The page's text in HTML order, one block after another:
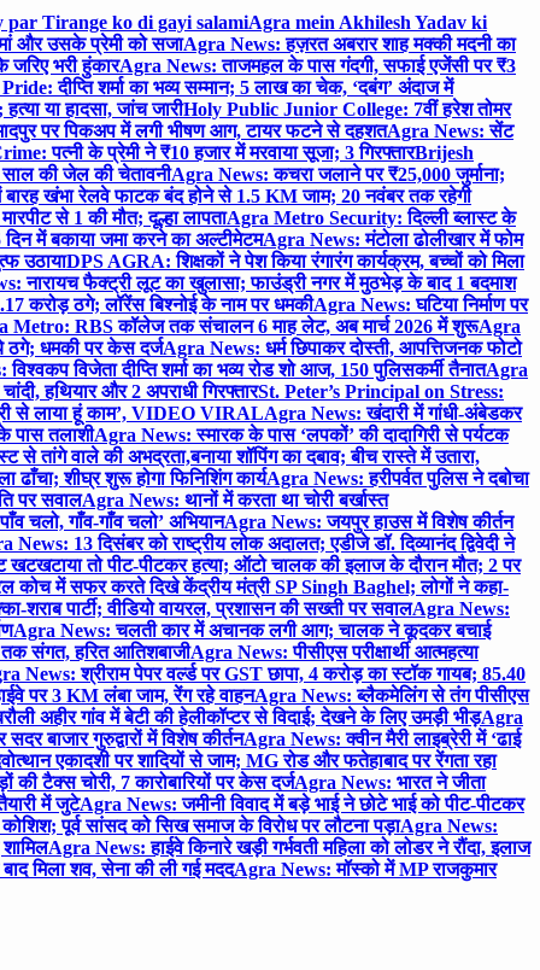
par Tirange ko di gayi salamiAgra mein Akhilesh Yadav ki
और उसके प्रेमी को सजाAgra News: हज़रत अबरार शाह मक्की मदनी का
भरी हुंकारAgra News: ताजमहल के पास गंदगी, सफाई एजेंसी पर ₹3
दीप्ति शर्मा का भव्य सम्मान; 5 लाख का चेक, ‘दबंग’ अंदाज में
या हादसा, जांच जारीHoly Public Junior College: 7वीं हरेश तोमर
पर पिकअप में लगी भीषण आग, टायर फटने से दहशतAgra News: सेंट
पत्नी के प्रेमी ने ₹10 हजार में मरवाया सूजा; 3 गिरफ्तारBrijesh
की जेल की चेतावनीAgra News: कचरा जलाने पर ₹25,000 जुर्माना;
खंभा रेलवे फाटक बंद होने से 1.5 KM जाम; 20 नवंबर तक रहेगी
से 1 की मौत; दूल्हा लापताAgra Metro Security: दिल्ली ब्लास्ट के
में बकाया जमा करने का अल्टीमेटमAgra News: मंटोला ढोलीखार में फोम
उठायाDPS AGRA: शिक्षकों ने पेश किया रंगारंग कार्यक्रम, बच्चों को मिला
नारायच फैक्ट्री लूट का खुलासा; फाउंड्री नगर में मुठभेड़ के बाद 1 बदमाश
करोड़ ठगे; लॉरेंस बिश्नोई के नाम पर धमकीAgra News: घटिया निर्माण पर
Metro: RBS कॉलेज तक संचालन 6 माह लेट, अब मार्च 2026 में शुरूAgra
ठगे; धमकी पर केस दर्जAgra News: धर्म छिपाकर दोस्ती, आपत्तिजनक फोटो
विजेता दीप्ति शर्मा का भव्य रोड शो आज, 150 पुलिसकर्मी तैनातAgra
हथियार और 2 अपराधी गिरफ्तारSt. Peter’s Principal on Stress:
से लाया हूं काम’, VIDEO VIRALAgra News: खंदारी में गांधी-अंबेडकर
पास तलाशीAgra News: स्मारक के पास ‘लपकों’ की दादागिरी से पर्यटक
तांगे वाले की अभद्रता,बनाया शॉपिंग का दबाव; बीच रास्ते में उतारा,
शीघ्र शुरू होगा फिनिशिंग कार्यAgra News: हरीपर्वत पुलिस ने दबोचा
पर सवालAgra News: थानों में करता था चोरी बर्खास्त
चलो, गाँव-गाँव चलो’ अभियानAgra News: जयपुर हाउस में विशेष कीर्तन
News: 13 दिसंबर को राष्ट्रीय लोक अदालत; एडीजे डॉ. दिव्यानंद द्विवेदी ने
तो पीट-पीटकर हत्या; ऑटो चालक की इलाज के दौरान मौत; 2 पर
कोच में सफर करते दिखे केंद्रीय मंत्री SP Singh Baghel; लोगों ने कहा-
पार्टी; वीडियो वायरल, प्रशासन की सख्ती पर सवालAgra News:
Agra News: चलती कार में अचानक लगी आग; चालक ने कूदकर बचाई
संगत, हरित आतिशबाजीAgra News: पीसीएस परीक्षार्थी आत्महत्या
News: श्रीराम पेपर वर्ल्ड पर GST छापा, 4 करोड़ का स्टॉक गायब; 85.40
पर 3 KM लंबा जाम, रेंग रहे वाहनAgra News: ब्लैकमेलिंग से तंग पीसीएस
अहीर गांव में बेटी की हेलीकॉप्टर से विदाई; देखने के लिए उमड़ी भीड़Agra
बाजार गुरुद्वारों में विशेष कीर्तनAgra News: क्वीन मैरी लाइब्रेरी में ‘ढाई
एकादशी पर शादियों से जाम; MG रोड और फतेहाबाद पर रेंगता रहा
टैक्स चोरी, 7 कारोबारियों पर केस दर्जAgra News: भारत ने जीता
में जुटेAgra News: जमीनी विवाद में बड़े भाई ने छोटे भाई को पीट-पीटकर
पूर्व सांसद को सिख समाज के विरोध पर लौटना पड़ाAgra News:
Agra News: हाईवे किनारे खड़ी गर्भवती महिला को लोडर ने रौंदा, इलाज
मिला शव, सेना की ली गई मददAgra News: मॉस्को में MP राजकुमार